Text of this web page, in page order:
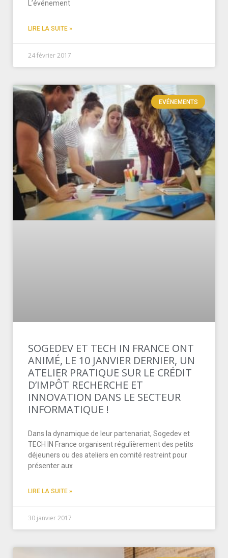
L’événement
LIRE LA SUITE »
24 février 2017
EVÉNEMENTS
SOGEDEV ET TECH IN FRANCE ONT
ANIMÉ, LE 10 JANVIER DERNIER, UN
ATELIER PRATIQUE SUR LE CRÉDIT
D’IMPÔT RECHERCHE ET
INNOVATION DANS LE SECTEUR
INFORMATIQUE !
Dans la dynamique de leur partenariat, Sogedev et
TECH IN France organisent régulièrement des petits
déjeuners ou des ateliers en comité restreint pour
présenter aux
LIRE LA SUITE »
30 janvier 2017